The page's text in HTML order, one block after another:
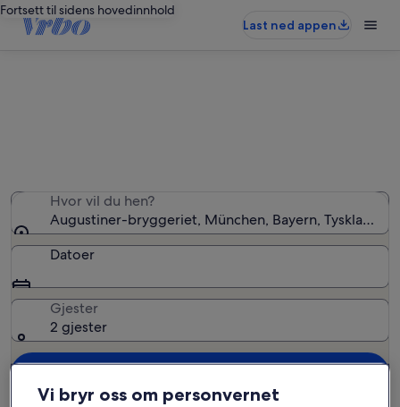
Fortsett til sidens hovedinnhold
Last ned appen
Hvor vil du hen?
Augustiner-bryggeriet, München, Bayern, Tyskland
Datoer
Gjester
2 gjester
Vi bryr oss om personvernet